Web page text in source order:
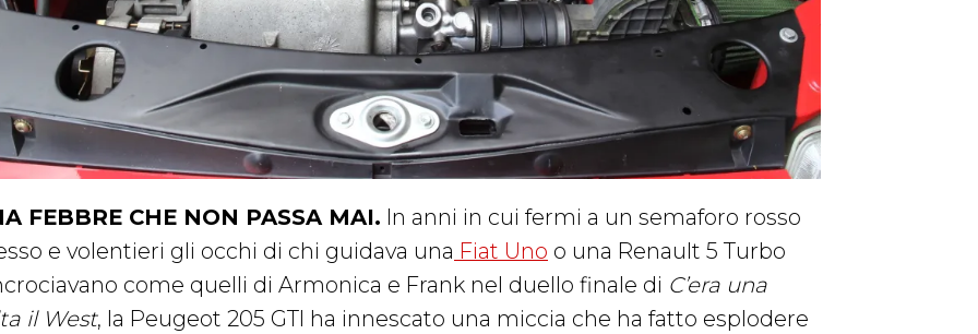
FEBBRE CHE NON PASSA MAI. In anni in cui fermi a un semaforo rosso
e volentieri gli occhi di chi guidava una Fiat Uno o una Renault 5 Turbo
come quelli di Armonica e Frank nel duello finale di C’era una
il West, la Peugeot 205 GTI ha innescato una miccia che ha fatto esplodere